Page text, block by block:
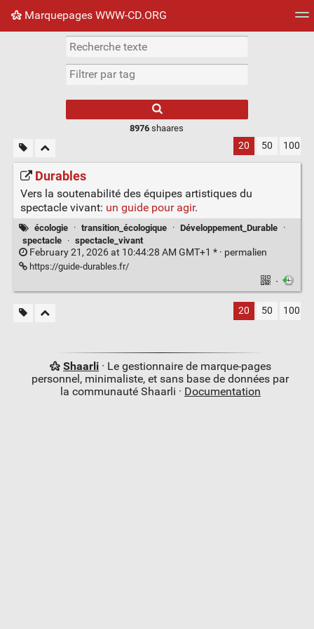
Marquepages WWW-CD.ORG
Nuage de tags Mur d'images
8976 shaares
20 50 100
Durables
Vers la soutenabilité des équipes artistiques du
spectacle vivant: un guide pour agir.
écologie · transition_écologique · Développement_Durable ·
spectacle
· spectacle_vivant
February 21, 2026 at 10:44:28 AM GMT+1 * · permalien
https://guide-durables.fr/
·
20 50 100
Shaarli· Le gestionnaire de marque-pages
personnel, minimaliste, et sans base de données par
la communauté Shaarli · Documentation